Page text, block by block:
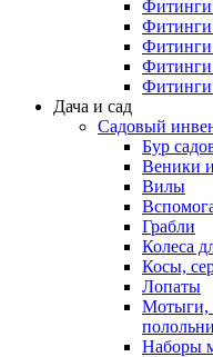
Фитинги
Фитинги
Фитинги
Фитинги
Фитинги
Дача и сад
Садовый
Бур
Веники
Вилы
Грабли
Колеса
Косы,
Лопаты
Мотыги,
Наборы